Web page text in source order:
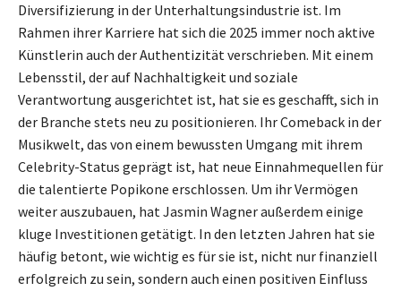
Diversifizierung in der Unterhaltungsindustrie ist. Im
Rahmen ihrer Karriere hat sich die 2025 immer noch aktive
Künstlerin auch der Authentizität verschrieben. Mit einem
Lebensstil, der auf Nachhaltigkeit und soziale
Verantwortung ausgerichtet ist, hat sie es geschafft, sich in
der Branche stets neu zu positionieren. Ihr Comeback in der
Musikwelt, das von einem bewussten Umgang mit ihrem
Celebrity-Status geprägt ist, hat neue Einnahmequellen für
die talentierte Popikone erschlossen. Um ihr Vermögen
weiter auszubauen, hat Jasmin Wagner außerdem einige
kluge Investitionen getätigt. In den letzten Jahren hat sie
häufig betont, wie wichtig es für sie ist, nicht nur finanziell
erfolgreich zu sein, sondern auch einen positiven Einfluss